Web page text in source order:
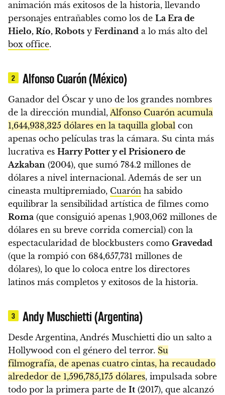
animación más exitosos de la historia, llevando
personajes entrañables como los de La Era de
Hielo, Río, Robots y Ferdinand a lo más alto del
box office.
2 Alfonso Cuarón (México)
Ganador del Óscar y uno de los grandes nombres
de la dirección mundial, Alfonso Cuarón acumula
1,644,938,325 dólares en la taquilla global con
apenas ocho películas tras la cámara. Su cinta más
lucrativa es Harry Potter y el Prisionero de
Azkaban (2004), que sumó 784.2 millones de
dólares a nivel internacional. Además de ser un
cineasta multipremiado, Cuarón ha sabido
equilibrar la sensibilidad artística de filmes como
Roma (que consiguió apenas 1,903,062 millones de
dólares en su breve corrida comercial) con la
espectacularidad de blockbusters como Gravedad
(que la rompió con 684,657,731 millones de
dólares), lo que lo coloca entre los directores
latinos más completos y exitosos de la historia.
3 Andy Muschietti (Argentina)
Desde Argentina, Andrés Muschietti dio un salto a
Hollywood con el género del terror. Su
filmografía, de apenas cuatro cintas, ha recaudado
alrededor de 1,596,785,175 dólares, impulsada sobre
todo por la primera parte de It (2017), que alcanzó